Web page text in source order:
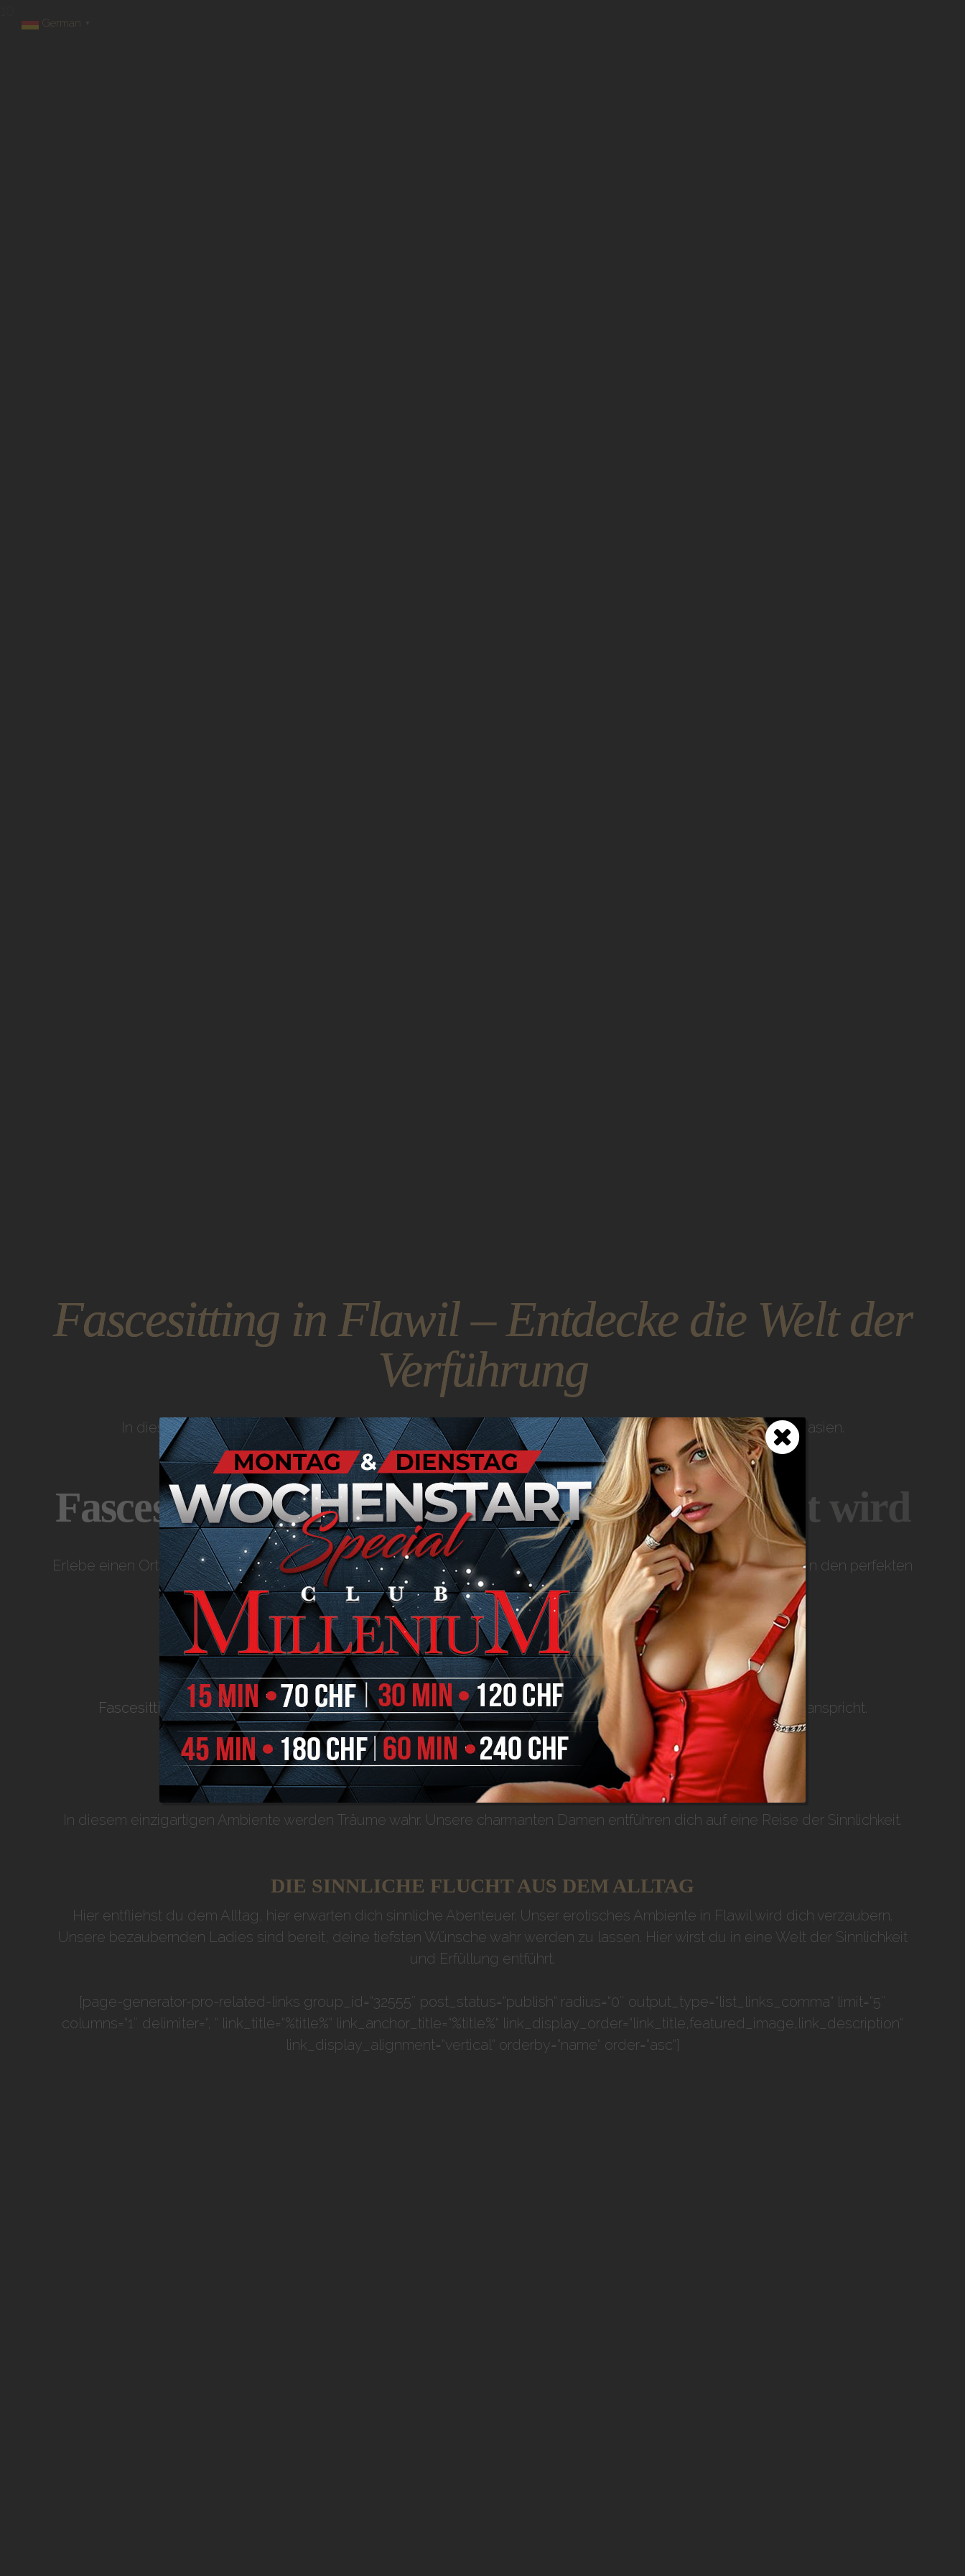
Fascesitting in Flawil – Entdecke die Welt der
Verführung
In dieser Oase der Verführung erwarten dich sinnliche Genüsse und die Erfüllung deiner geheimsten Fantasien.
Fascesitting in Flawil –Wo Erotik zur Kunst wird
Erlebe einen Ort, an dem Erotik zur Kunst wird. Unsere eleganten Räumlichkeiten und bezaubernden Damen schaffen den perfekten
Rahmen für sinnliche Erlebnisse.
INTIMITÄT UND ENTSPANNUNG PUR
Fascesitting in Flawil:Hier erlebt man Intimität und Entspannung pur. Eine Welt des Genusses, die alle Sinne anspricht.
Wo Träume wahr werden:Flawil
In diesem einzigartigen Ambiente werden Träume wahr. Unsere charmanten Damen entführen dich auf eine Reise der Sinnlichkeit.
DIE SINNLICHE FLUCHT AUS DEM ALLTAG
Hier entfliehst du dem Alltag, hier erwarten dich sinnliche Abenteuer. Unser erotisches Ambiente in Flawil wird dich verzaubern.
Unsere bezaubernden Ladies sind bereit, deine tiefsten Wünsche wahr werden zu lassen. Hier wirst du in eine Welt der Sinnlichkeit
und Erfüllung entführt.
[page-generator-pro-related-links group_id=“32555″ post_status=“publish“ radius=“0″ output_type=“list_links_comma“ limit=“5″
columns=“1″ delimiter=“, “ link_title=“%title%“ link_anchor_title=“%title%“ link_display_order=“link_title,featured_image,link_description“
link_display_alignment=“vertical“ orderby=“name“ order=“asc“]
German